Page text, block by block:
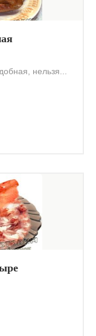
нельзя...